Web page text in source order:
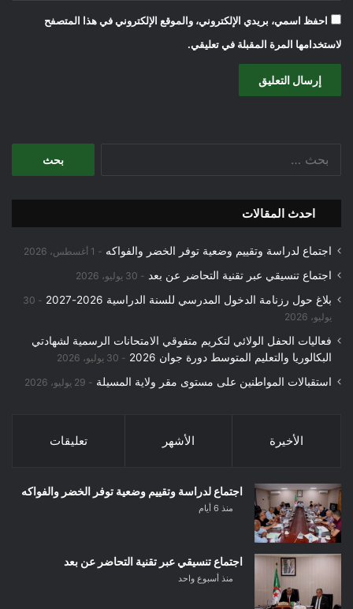
احفظ اسمي، بريدي الإلكتروني، والموقع الإلكتروني في هذا المتصفح
لاستخدامها المرة المقبلة في تعليقي.
احدث المقالات
اجتماع لدراسة وتقييم وضعية توفر الخضر والفواكه 1 أغسطس، 2026
اجتماع تنسيقي عبر تقنية التحاضر عن بعد 30 يوليو، 2026
بلاغ حول رزنامة الدخول المدرسي للسنة الدراسية 2026-2027
30
يوليو، 2026
فعاليات الحفل الولائي لتكريم متفوقي الامتحانات الرسمية لشهادتي
البكالوريا والتعليم المتوسط دورة جوان 2026
30 يوليو، 2026
استقبالات المواطنين على مستوى مقر ولاية المسيلة 29 يوليو، 2026
الأخيرة الأشهر تعليقات
اجتماع لدراسة وتقييم وضعية توفر الخضر والفواكه
منذ 6 أيام
اجتماع تنسيقي عبر تقنية التحاضر عن بعد
منذ أسبوع واحد